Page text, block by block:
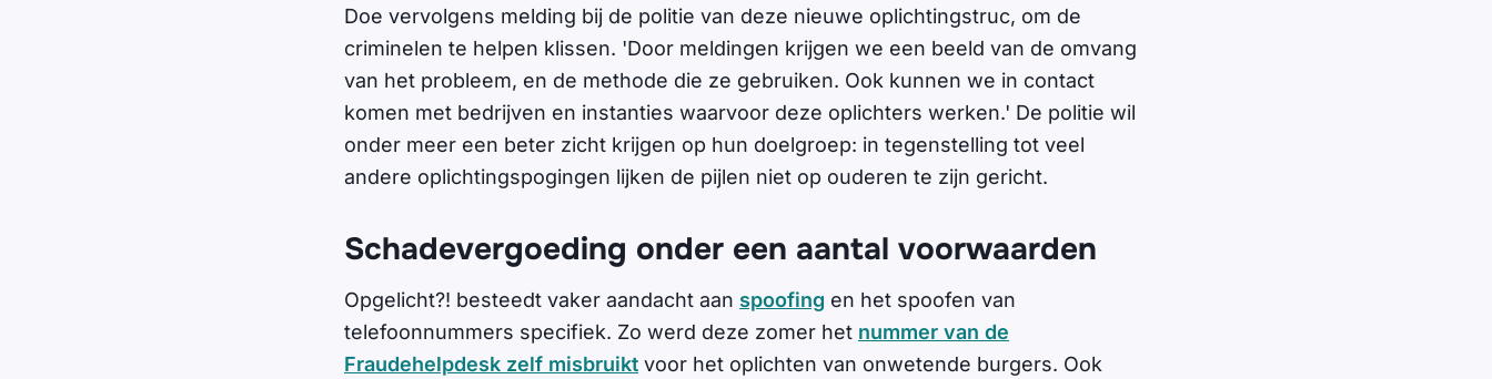
Doe vervolgens melding bij de politie van deze nieuwe oplichtingstruc, om de
criminelen te helpen klissen. 'Door meldingen krijgen we een beeld van de omvang
van het probleem, en de methode die ze gebruiken. Ook kunnen we in contact
komen met bedrijven en instanties waarvoor deze oplichters werken.' De politie wil
onder meer een beter zicht krijgen op hun doelgroep: in tegenstelling tot veel
andere oplichtingspogingen lijken de pijlen niet op ouderen te zijn gericht.
Schadevergoeding onder een aantal voorwaarden
Opgelicht?! besteedt vaker aandacht aan spoofing en het spoofen van
telefoonnummers specifiek. Zo werd deze zomer het nummer van de
Fraudehelpdesk zelf misbruikt voor het oplichten van onwetende burgers. Ook